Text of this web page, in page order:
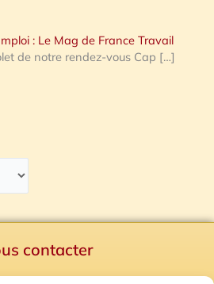
: Le Mag de France Travail
de notre rendez-vous Cap […]
contacter